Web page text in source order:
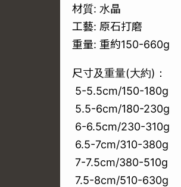
材質: 水晶
工藝: 原石打磨
重量: 重約150-660g
尺寸及重量(大約)：
5-5.5cm/150-180g
5.5-6cm/180-230g
6-6.5cm/230-310g
6.5-7cm/310-380g
7-7.5cm/380-510g
7.5-8cm/510-630g